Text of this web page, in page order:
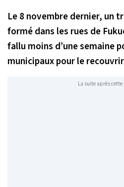
Le 8 novembre dernier, un
formé dans les rues de
fallu moins d’une semaine
municipaux pour le
La suite après